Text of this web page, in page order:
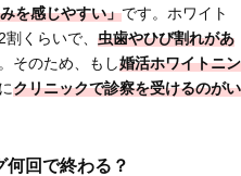
を感じやすい」です。ホワイト
くらいで、 虫歯やひび割れがあ
そのため、もし婚活ホワイトニン
クリニックで診察を受けるのがい
何回で終わる？